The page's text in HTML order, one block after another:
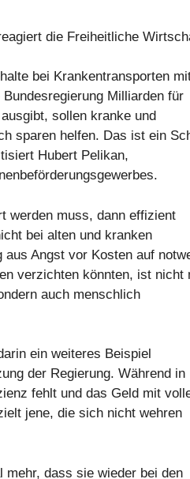
die Freiheitliche
bei Krankentransporten
Milliarden für
sollen kranke und
sparen helfen. Das ist ein
Hubert Pelikan,
werden muss, dann effizient
bei alten und kranken
Angst vor Kosten auf
verzichten könnten, ist nicht
auch menschlich
ein weiteres Beispiel
der Regierung. Während in
fehlt und das Geld mit
jene, die sich nicht wehren
mehr, dass sie wieder bei den